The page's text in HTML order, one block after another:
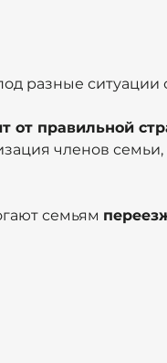
разные ситуации
от правильной
членов
семьям